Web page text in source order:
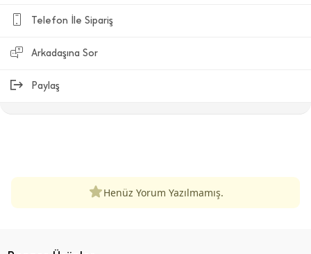
Telefon İle Sipariş
Arkadaşına Sor
Paylaş
Henüz Yorum Yazılmamış.